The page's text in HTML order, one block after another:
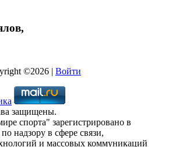
©2026 | Войти
защищены.
спорта" зарегистрировано в
надзору в сфере связи,
и массовых коммуникаций